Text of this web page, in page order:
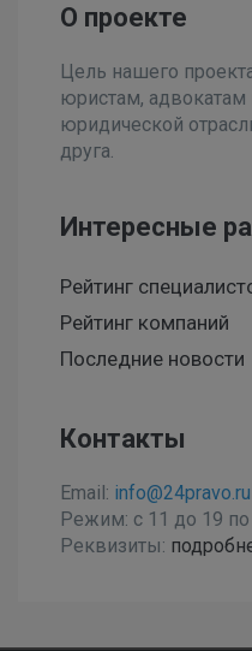
О проекте
Цель нашего
юристам, адвокатам
юридической
друга.
Интересные
Рейтинг
Рейтинг компаний
Последние новости
Контакты
Email: info@24pravo.ru
Режим: с 11 до 19
Реквизиты: